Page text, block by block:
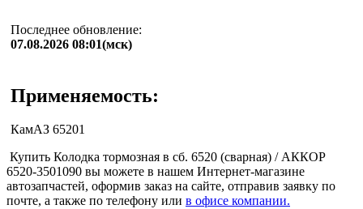
Последнее обновление:
07.08.2026 08:01(мск)
Применяемость:
КамАЗ 65201
Купить Колодка тормозная в сб. 6520 (сварная) / АККОР
6520-3501090 вы можете в нашем Интернет-магазине
автозапчастей, оформив заказ на сайте, отправив заявку по
почте, а также по телефону или в офисе компании.